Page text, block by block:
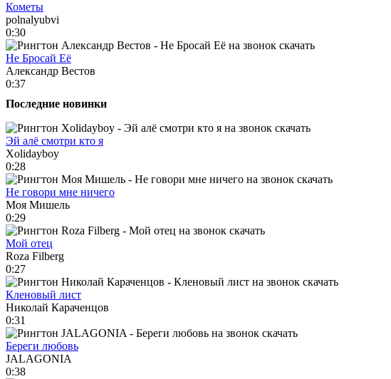
Кометы
polnalyubvi
0:30
Не Бросай Её
Александр Вестов
0:37
Последние новинки
Эй алё смотри кто я
Xolidayboy
0:28
Не говори мне ничего
Моя Мишель
0:29
Мой отец
Roza Filberg
0:27
Кленовый лист
Николай Караченцов
0:31
Береги любовь
JALAGONIA
0:38